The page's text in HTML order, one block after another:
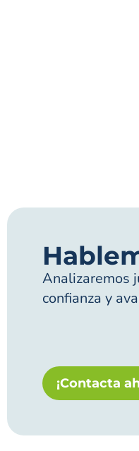
Analizaremos
confianza y
¡Contacta